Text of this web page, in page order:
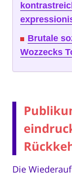
Brutale
Wozzecks
Die